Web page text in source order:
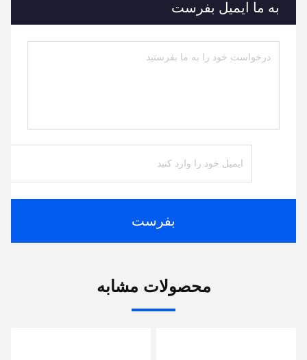
به ما ایمیل بفرست
بفرست
محصولات مشابه